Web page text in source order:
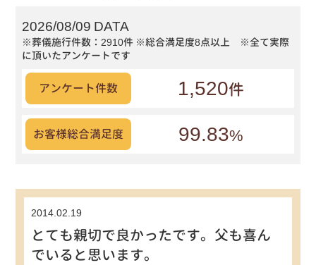
2026/08/09 DATA
※葬儀施行件数：2910件 ※総合満足度8点以上 ※全て実際
に頂いたアンケートです
アンケート件数 1,520件
お客様総合満足度 99.83%
2014.02.19
とても親切で良かったです。父も喜ん
でいると思います。